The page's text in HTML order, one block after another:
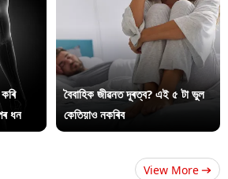
ধন
বৈবাহিক জীৱনত দূৰত্ব? এই ৫ টা ভুল
কেতিয়াও নকৰিব
View More